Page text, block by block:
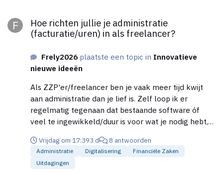
Hoe richten jullie je administratie
(facturatie/uren) in als freelancer?
Frely2026 plaatste een topic in Innovatieve
nieuwe ideeën
Als ZZP'er/freelancer ben je vaak meer tijd kwijt
aan administratie dan je lief is. Zelf loop ik er
regelmatig tegenaan dat bestaande software óf
veel te ingewikkeld/duur is voor wat je nodig hebt,
beheren is. Ik ben benieuwd hoe jullie dit
aanpakken: Welke tools gebruiken jullie voor
facturatie, offerte-beheer en urenregistratie? Wat
Vrijdag om 17:393 d 8 antwoorden
Administratie Digitalisering
Financiële Zaken
Uitdagingen